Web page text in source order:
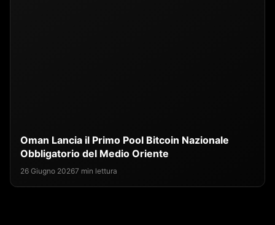
Oman Lancia il Primo Pool Bitcoin Nazionale
Obbligatorio del Medio Oriente
26 Giugno 20267 min lettura